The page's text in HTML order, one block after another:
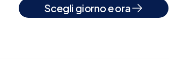
Scegli giorno e ora